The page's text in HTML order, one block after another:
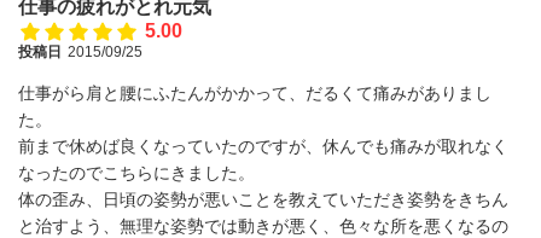
仕事の疲れがとれ元気
5.00
投稿日 2015/09/25
仕事がら肩と腰にふたんがかかって、だるくて痛みがありまし
た。
前まで休めば良くなっていたのですが、休んでも痛みが取れなく
なったのでこちらにきました。
体の歪み、日頃の姿勢が悪いことを教えていただき姿勢をきちん
と治すよう、無理な姿勢では動きが悪く、色々な所を悪くなるの